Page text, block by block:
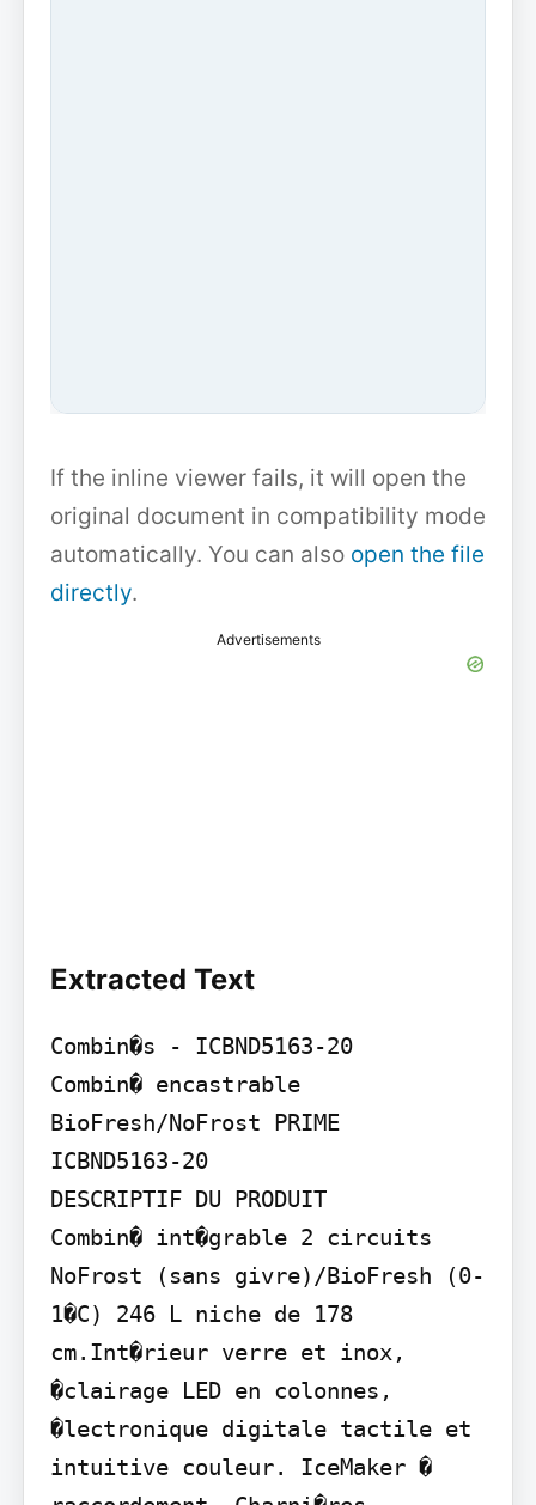
If the inline viewer fails, it will open the
original document in compatibility mode
automatically. You can also open the file
directly.
Advertisements
Extracted Text
Combin�s - ICBND5163-20
Combin� encastrable
BioFresh/NoFrost PRIME
ICBND5163-20
DESCRIPTIF DU PRODUIT
Combin� int�grable 2 circuits
NoFrost (sans givre)/BioFresh (0-
1�C) 246 L niche de 178
cm.Int�rieur verre et inox,
�clairage LED en colonnes,
�lectronique digitale tactile et
intuitive couleur. IceMaker �